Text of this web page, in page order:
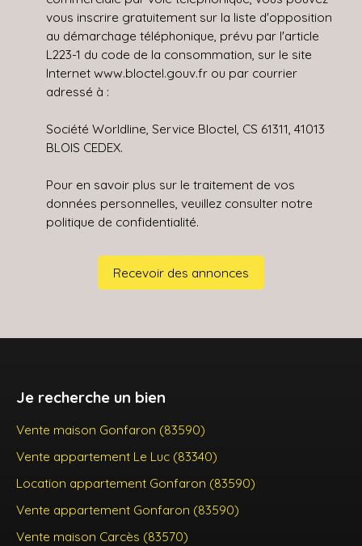
vous inscrire gratuitement sur la liste d'opposition
au démarchage téléphonique, prévu par l'article
L223-1 du code de la consommation, sur le site
Internet www.bloctel.gouv.fr ou par courrier
adressé à :
Société Worldline, Service Bloctel, CS 61311, 41013
BLOIS CEDEX.
Pour en savoir plus sur le traitement de vos
données personnelles, veuillez consulter notre
politique de confidentialité.
Recevoir des annonces
Je recherche un bien
Vente maison Gonfaron (83590)
Vente appartement Le Luc (83340)
Location appartement Gonfaron (83590)
Vente appartement Gonfaron (83590)
Vente maison Carcès (83570)